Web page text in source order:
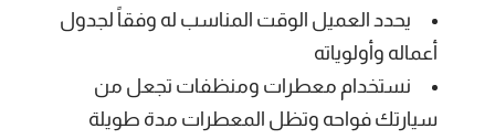
يحدد العميل الوقت المناسب له وفقاً لجدول
أعماله وأولوياته
نستخدام معطرات ومنظفات تجعل من
سيارتك فواحه وتظل المعطرات مدة طويلة